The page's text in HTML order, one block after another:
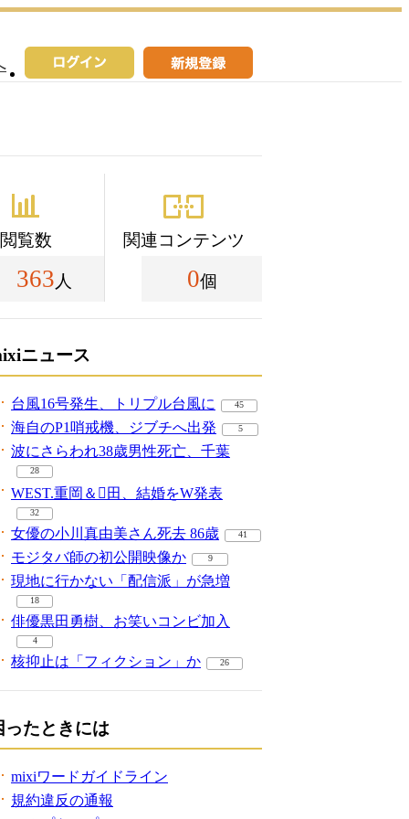
閲覧数
363 人
関連コンテンツ
0個
ニュース
台風16号発生、トリプル台風に 45
海自のP1哨戒機、ジブチへ出発 5
波にさらわれ38歳男性死亡、千葉
28
WEST.重岡＆田、結婚をW発表
32
女優の小川真由美さん死去 86歳 41
モジタバ師の初公開映像か 9
現地に行かない「配信派」が急増
18
俳優黒田勇樹、お笑いコンビ加入
4
核抑止は「フィクション」か 26
ったときには
mixiワードガイドライン
規約違反の通報